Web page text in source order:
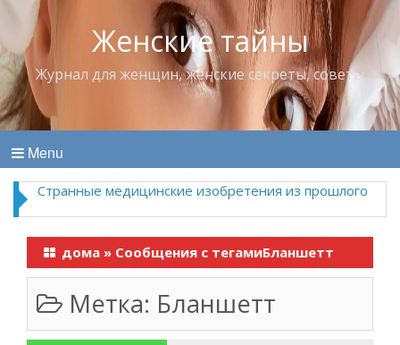
Женские тайны
Журнал для женщин, женские секреты, советы
Menu
Странные медицинские изобретения из прошлого
дома » Сообщения с тегамиБланшетт
Метка: Бланшетт